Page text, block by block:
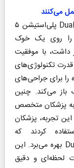
پزشکان سوئیسی با استفاده از کنترلر DualSense پلی‌استیشن ۵
را روی یک خوک
آنها قرار داشت، با موفقیت
قدرت تکنولوژی‌های
را برای جراحی‌های
باز می‌کند. چنین
به پزشکان متخصص
تجربه، پزشکان
کردند که
ازکنترلرهایPlayStation Move و DualSense بهره می‌برد. این
لحظه‌ای و دقیق